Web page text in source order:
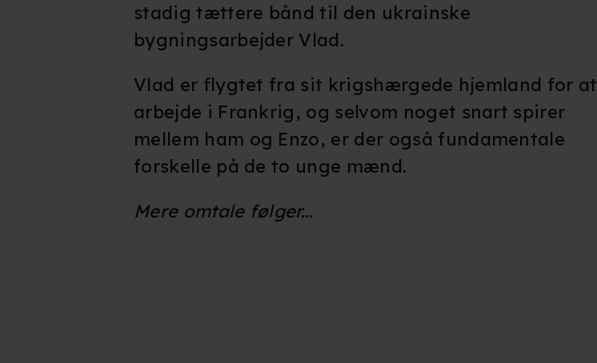
stadig tættere bånd til den ukrainske
bygningsarbejder Vlad.
Vlad er flygtet fra sit krigshærgede hjemland for at
arbejde i Frankrig, og selvom noget snart spirer
mellem ham og Enzo, er der også fundamentale
forskelle på de to unge mænd.
Mere omtale følger...